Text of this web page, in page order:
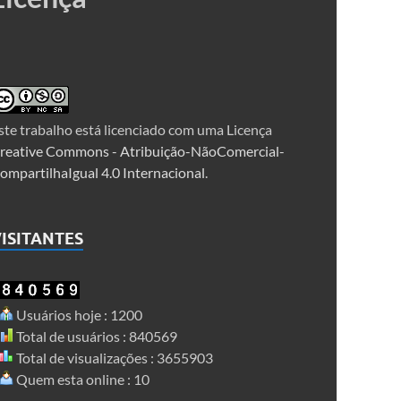
trabalho está licenciado com uma Licença
Commons - Atribuição-NãoComercial-
4.0 Internacional.
Usuários hoje : 1200
Total de usuários : 840569
Total de visualizações : 3655903
Quem esta online : 10